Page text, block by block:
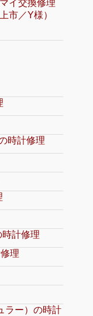
イ交換修理
市／Y様）
時計修理
計修理
理
ラー）の時計